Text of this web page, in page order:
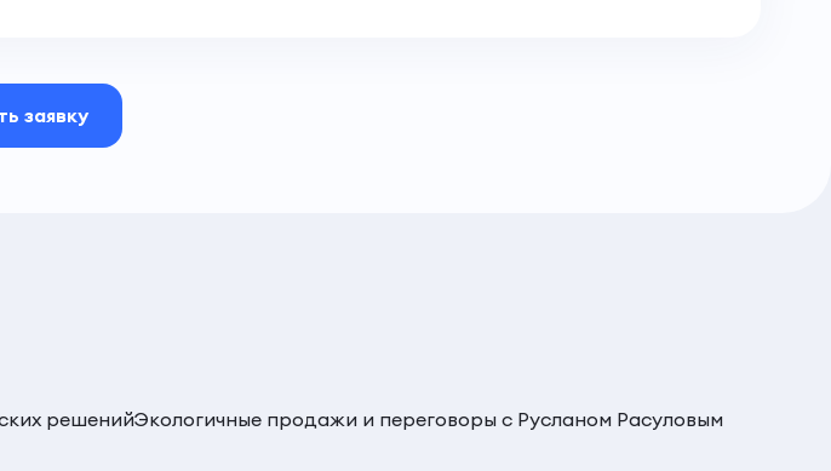
заявку
решенийЭкологичные продажи и переговоры с Русланом Расуловым